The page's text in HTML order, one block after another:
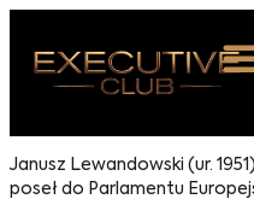
NAS
Janusz Lewandowski (ur.
poseł do Parlamentu